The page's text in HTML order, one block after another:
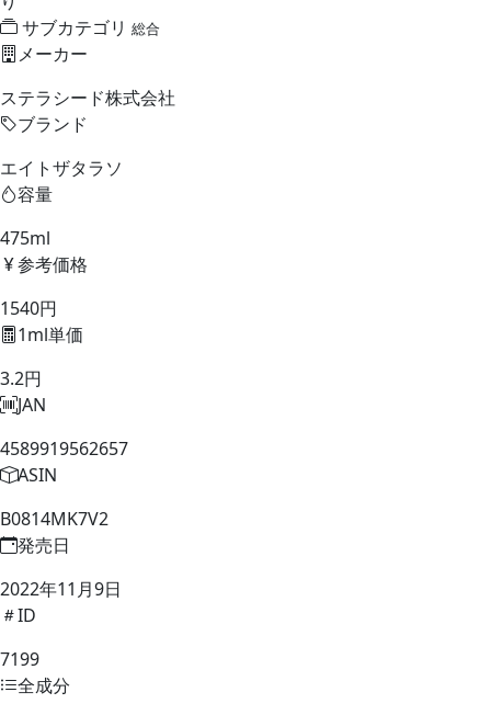
サブカテゴリ 総合
メーカー
ステラシード株式会社
ブランド
エイトザタラソ
容量
475ml
参考価格
1540円
1ml単価
3.2円
JAN
4589919562657
ASIN
B0814MK7V2
発売日
2022年11月9日
ID
7199
全成分